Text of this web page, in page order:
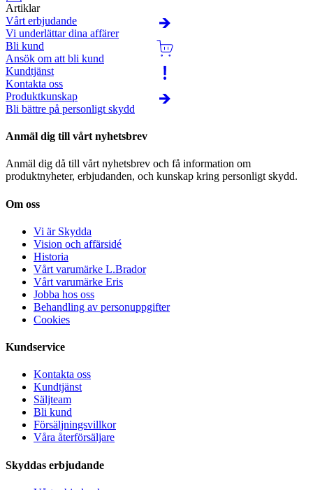
Artiklar
Vårt erbjudande
Vi underlättar dina affärer
Bli kund
Ansök om att bli kund
Kundtjänst
Kontakta oss
Produktkunskap
Bli bättre på personligt skydd
Anmäl dig till vårt nyhetsbrev
Anmäl dig då till vårt nyhetsbrev och få information om
produktnyheter, erbjudanden, och kunskap kring personligt skydd.
Om oss
Vi är Skydda
Vision och affärsidé
Historia
Vårt varumärke L.Brador
Vårt varumärke Eris
Jobba hos oss
Behandling av personuppgifter
Cookies
Kundservice
Kontakta oss
Kundtjänst
Säljteam
Bli kund
Försäljningsvillkor
Våra återförsäljare
Skyddas erbjudande